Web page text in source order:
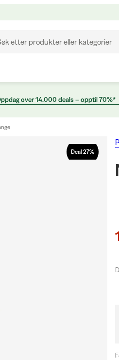
etter produkter eller kategorier
over 14.000 deals – opptil 70%*
Deal 27%